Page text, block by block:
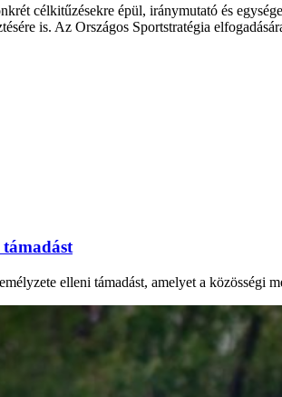
célkitűzésekre épül, iránymutató és
is. Az Országos Sportstratégia
támadást
elleni támadást, amelyet a közösségi